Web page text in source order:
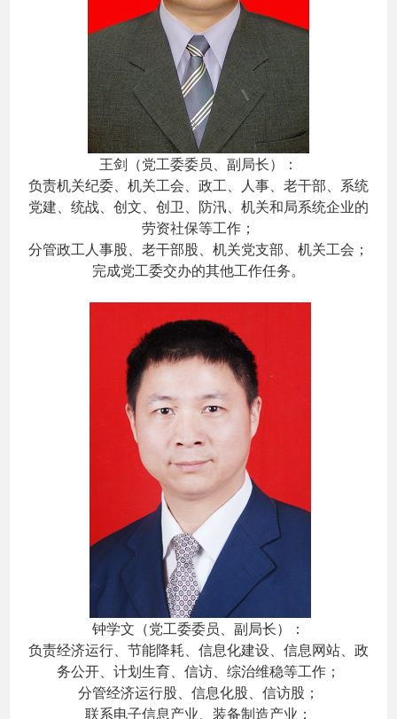
王剑（党工委委员、副局长）：
负责机关纪委、机关工会、政工、人事、老干部、系统
党建、统战、创文、创卫、防汛、机关和局系统企业的
劳资社保等工作；
分管政工人事股、老干部股、机关党支部、机关工会；
完成党工委交办的其他工作任务。
钟学文（党工委委员、副局长）：
负责经济运行、节能降耗、信息化建设、信息网站、政
务公开、计划生育、信访、综治维稳等工作；
分管经济运行股、信息化股、信访股；
联系电子信息产业、装备制造产业；